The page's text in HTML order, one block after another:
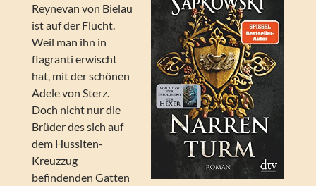
Reynevan von Bielau
ist auf der Flucht.
Weil man ihn in
flagranti erwischt
hat, mit der schönen
Adele von Sterz.
Doch nicht nur die
Brüder des sich auf
dem Hussiten-
Kreuzzug
befindenden Gatten